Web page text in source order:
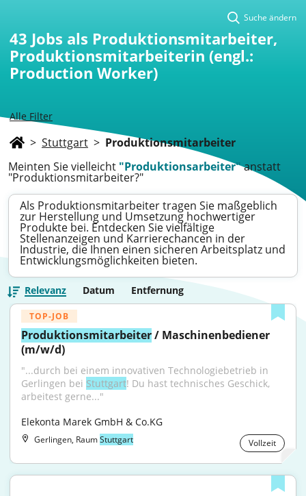
Alle Filter
Suche ändern
43 Jobs als Produktionsmitarbeiter,
Produktionsmitarbeiterin (engl.:
Production Worker)
> Stuttgart > Produktionsmitarbeiter
Meinten Sie vielleicht "Produktionsarbeiter"anstatt
"Produktionsmitarbeiter?"
Als Produktionsmitarbeiter tragen Sie maßgeblich
zur Herstellung und Umsetzung hochwertiger
Produkte bei. Entdecken Sie vielfältige
Stellenanzeigen und Karrierechancen in der
Industrie, die Ihnen einen sicheren Arbeitsplatz und
Entwicklungsmöglichkeiten bieten.
Relevanz Datum Entfernung
TOP-JOB
Produktionsmitarbeiter / Maschinenbediener
(m/w/d)
"...durch bei einem innovativen Technologiebetrieb in
Gerlingen bei Stuttgart! Du hast technisches Geschick,
arbeitest gerne..."
Elekonta Marek GmbH & Co.KG
Gerlingen, RaumStuttgart Vollzeit